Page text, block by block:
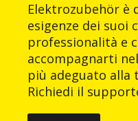
Elektrozubehör è
esigenze dei suoi
professionalità e
accompagnarti
più adeguato alla
Richiedi il